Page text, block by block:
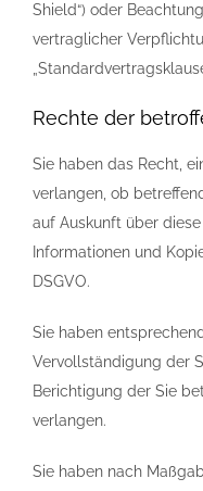
Shield“) oder
vertraglicher
Rechte der
Sie haben das Recht,
verlangen, ob
auf Auskunft über
Informationen und
DSGVO.
Sie haben
Vervollständigung der
Berichtigung der Sie
verlangen.
Sie haben nach